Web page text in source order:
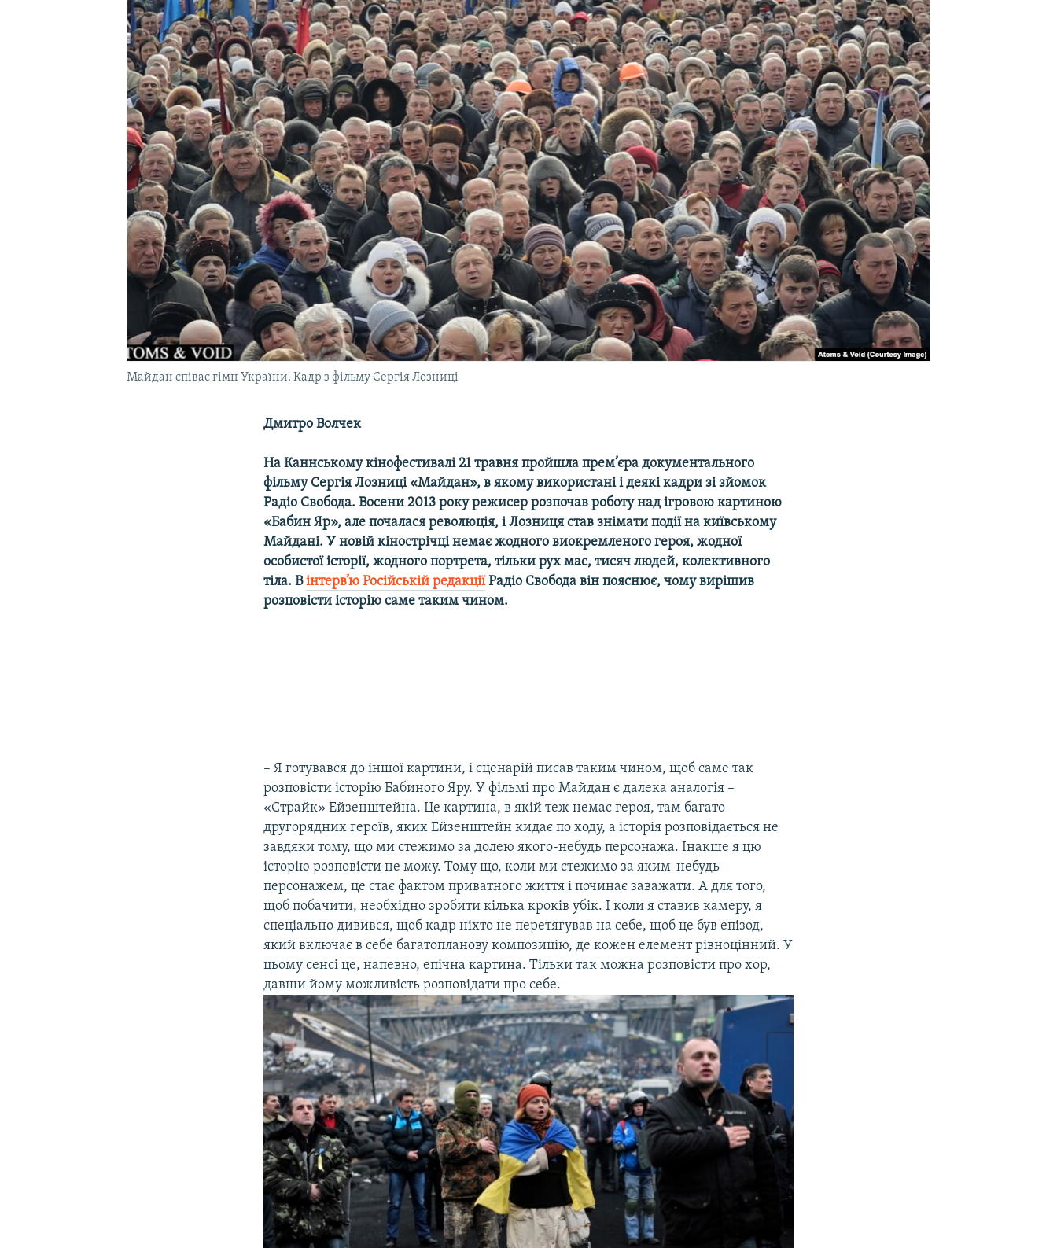
УКРАЇНСЬКА ПРОБЛЕМА КРИМУ
Майдан співає гімн України. Кадр з фільму Сергія Лозниці
Дмитро Волчек
На Каннському кінофестивалі 21 травня пройшла прем’єра документального
фільму Сергія Лозниці «Майдан», в якому використані і деякі кадри зі зйомок
Радіо Свобода. Восени 2013 року режисер розпочав роботу над ігровою картиною
«Бабин Яр», але почалася революція, і Лозниця став знімати події на київському
Майдані. У новій кінострічці немає жодного виокремленого героя, жодної
особистої історії, жодного портрета, тільки рух мас, тисяч людей, колективного
тіла. Вінтерв’ю Російській редакціїРадіо Свобода він пояснює, чому вирішив
розповісти історію саме таким чином.
– Я готувався до іншої картини, і сценарій писав таким чином, щоб саме так
розповісти історію Бабиного Яру. У фільмі про Майдан є далека аналогія –
«Страйк» Ейзенштейна. Це картина, в якій теж немає героя, там багато
другорядних героїв, яких Ейзенштейн кидає по ходу, а історія розповідається не
завдяки тому, що ми стежимо за долею якого-небудь персонажа. Інакше я цю
історію розповісти не можу. Тому що, коли ми стежимо за яким-небудь
персонажем, це стає фактом приватного життя і починає заважати. А для того,
щоб побачити, необхідно зробити кілька кроків убік. І коли я ставив камеру, я
спеціально дивився, щоб кадр ніхто не перетягував на себе, щоб це був епізод,
який включає в себе багатопланову композицію, де кожен елемент рівноцінний. У
цьому сенсі це, напевно, епічна картина. Тільки так можна розповісти про хор,
давши йому можливість розповідати про себе.